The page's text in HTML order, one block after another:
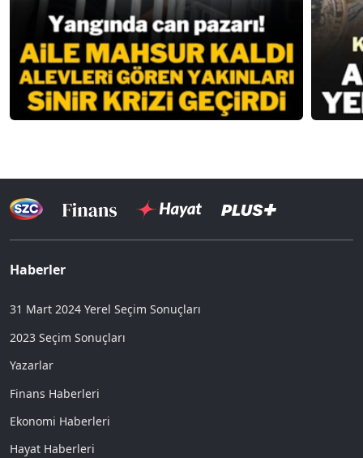
Haberler
31 Mart 2024 Yerel Seçim Sonuçları
2023 Seçim Sonuçları
Yazarlar
Finans Haberleri
Ekonomi Haberleri
Hayat Haberleri